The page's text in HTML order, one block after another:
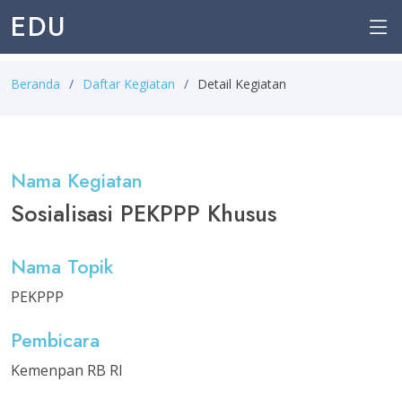
EDU
Beranda Daftar Kegiatan Detail Kegiatan
Nama Kegiatan
Sosialisasi PEKPPP Khusus
Nama Topik
PEKPPP
Pembicara
Kemenpan RB RI